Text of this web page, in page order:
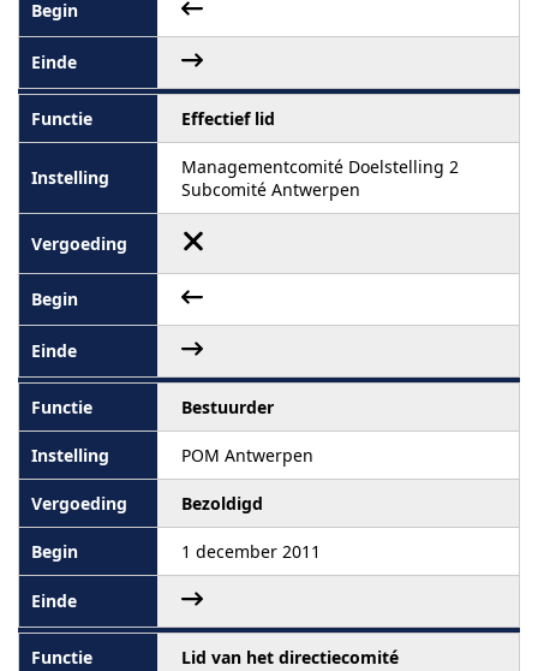
Effectief lid
Managementcomité Doelstelling 2
Subcomité Antwerpen
Bestuurder
POM Antwerpen
Bezoldigd
1 december 2011
Lid van het directiecomité